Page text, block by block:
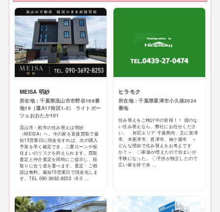
MEISA 明紗
所在地：千葉県流山市市野谷168番
地19（運A17街区1-3） ライトガー
ツェおおたか101
流山市・柏市の住み替えは明紗
（MEISA）へ。今の家を直接買取で最
短15営業日に現金化すれば、次の購入
予算を早く確定でき、二重ローンや仮
住まいのリスクを抑えられます。買取
査定と仲介査定を同時にご提示し、段
取りに合う道を選べます。査定・ご相
談は無料。最短15営業日で現金化しま
す。TEL 090-3692-8253（9:0 ...
ヒラモク
所在地：千葉県富津市小久保2024
番地
住み替えをご検討中の皆様！！ 損のな
い住み替えなら、弊社にお任せくださ
い。 対応エリア 千葉県内、主に富津
市、木更津市、君津市、袖ケ浦市 ～
どんな理由で住み替えをお考えです
か？～ 〇家族が増えたので住まいが
手狭になった。 〇子供が独立したので
広い家を持て余 ...